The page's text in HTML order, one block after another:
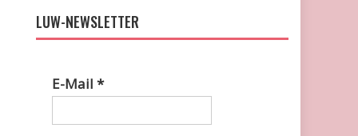
LUW-NEWSLETTER
E-Mail*